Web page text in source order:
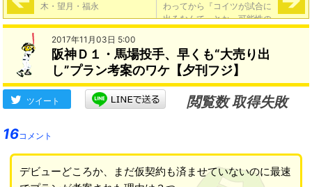
木・望月・福永
わってから『コイツが試合に
出るなんて』とか、可能性の
低かった選手が試合に出たケ
だって、太一だって、桑原だ
ってそう」
2017年11月03日 5:00
阪神Ｄ１・馬場投手、早くも“大売り出
し”プラン考案のワケ【夕刊フジ】
ツイート
閲覧数 取得失敗
16コメント
デビューどころか、まだ仮契約も済ませていないのに最速